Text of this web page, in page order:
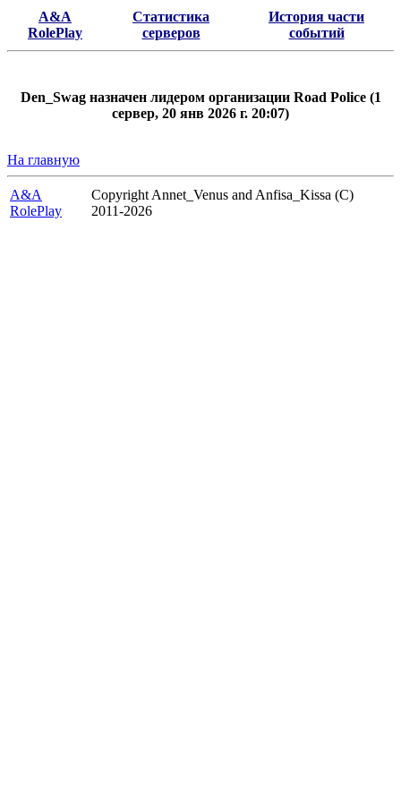
A&A
RolePlay
Статистика
серверов
История части
событий
Den_Swag назначен лидером организации Road Police (1
сервер, 20 янв 2026 г. 20:07)
На главную
A&A
RolePlay
Copyright Annet_Venus and Anfisa_Kissa (C)
2011-2026